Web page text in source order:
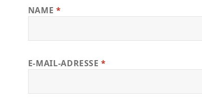
NAME *
E-MAIL-ADRESSE*